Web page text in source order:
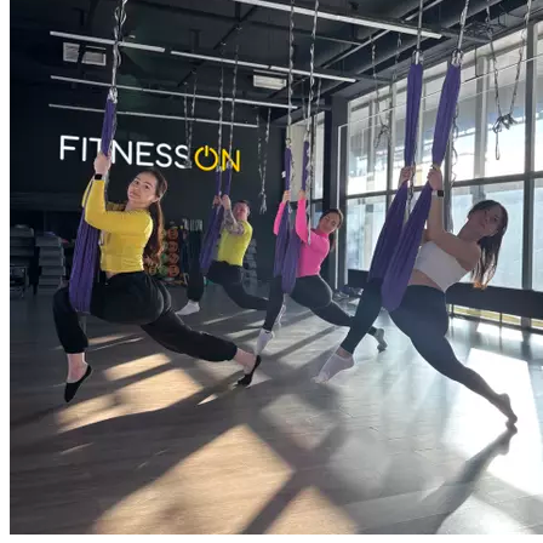
особого снаряда — петлевидного гамака. Йога в гамаках
представляет собой уникальный симбиоз сразу нескольких
видов тренинга: здесь есть и традиционные для йоги позиции,
и акробатические перевороты. Подвешенное на потолке
полотно гамака, позволяет в прямом смысле по-новому
взглянуть на привычные тренировки. Аэройога способствует
укреплению всех групп мышц, в том числе и тех,
задействовать которые сложнее всего. Кроме того, занятия
в гамаках — это отличная тренировка гибкости и чувства
баланса. Длительность тренировки 55 или 85 минут.